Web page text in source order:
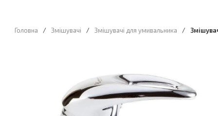
Головна / Змішувачі / Змішувачі для умивальника /